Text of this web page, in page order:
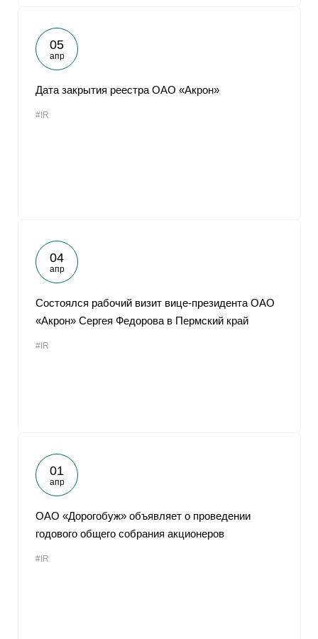
05
апр
Дата закрытия реестра ОАО «Акрон»
#IR
04
апр
Cостоялся рабочий визит вице-президента ОАО
«Акрон» Сергея Федорова в Пермский край
#IR
01
апр
ОАО «Дорогобуж» объявляет о проведении
годового общего собрания акционеров
#IR